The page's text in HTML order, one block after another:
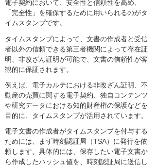
電子契約において、安全性と信頼性を高め、
「完全性」を確保するために用いられるのがタ
イムスタンプです。
タイムスタンプによって、文書の作成者と受信
者以外の信頼できる第三者機関によって存在証
明、非改ざん証明が可能で、文書の信頼性が客
観的に保証されます。
例えば、電子カルテにおける非改ざん証明、不
動産の売買に関する電子契約、独自コンテンツ
や研究データにおける知的財産権の保護などを
目的に、タイムスタンプが活用されています。
電子文書の作成者がタイムスタンプを付与する
ためには、まず時刻認証局（TSA）に発行を依
頼します。具体的には、保存したい電子文書か
ら作成したハッシュ値を、時刻認証局に送信し